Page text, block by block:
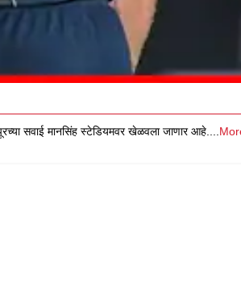
सवाई मानसिंह स्टेडियमवर खेळवला जाणार आहे.